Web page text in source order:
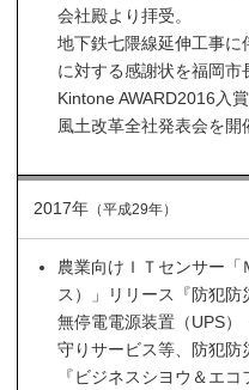
会社殿より拝受。
地下鉄七隈線延伸工事に
に対する感謝状を福岡市
Kintone AWARD2016入賞
風土改革全社発表会を開
2017年（平成29年）
農業向けＩＴセンサー「
ス）」リリース『防犯
無停電電源装置（UPS）
守りサービス等、防犯防
『ビジネスシヨウ＆エ